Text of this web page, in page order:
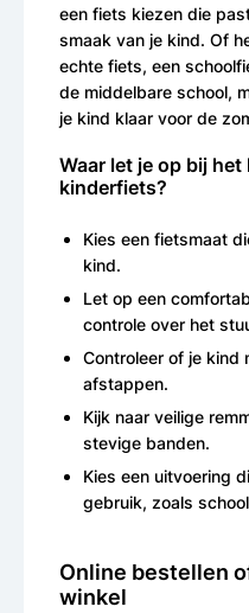
een fiets kiezen die
smaak van je kind. Of
echte fiets, een
de middelbare school,
je kind klaar voor de
Waar let je op bij het
kinderfiets?
Kies een fietsmaat
kind.
Let op een
controle over het
Controleer of je kind
afstappen.
Kijk naar veilige
stevige banden.
Kies een uitvoering
gebruik, zoals
Online bestellen
winkel